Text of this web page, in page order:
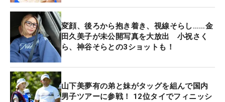
変顔、後ろから抱き着き、視線そらし……金
田久美子が未公開写真を大放出 小祝さく
ら、神谷そらとの3ショットも！
山下美夢有の弟と妹がタッグを組んで国内
男子ツアーに参戦！ 12位タイでフィニッシ